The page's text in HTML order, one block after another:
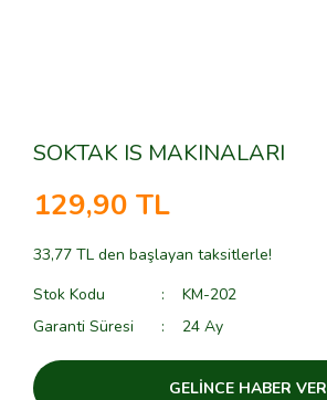
SOKTAK IS MAKINALARI
129,90 TL
33,77 TL den başlayan taksitlerle!
Stok Kodu
KM-202
Garanti Süresi
24 Ay
GELİNCE HABER VER